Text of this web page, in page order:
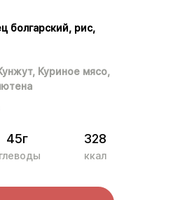
болгарский, рис,
Куриное мясо,
45г 328
ккал